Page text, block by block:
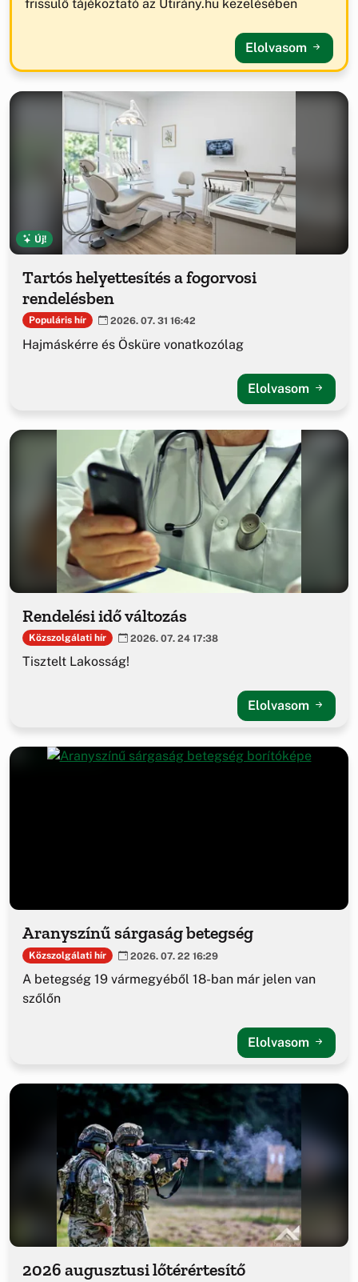
frissülő tájékoztató az Útirány.hu kezelésében
Elolvasom
Új!
Tartós helyettesítés a fogorvosi
rendelésben
Populáris hír 2026. 07. 31 16:42
Hajmáskérre és Ösküre vonatkozólag
Elolvasom
Rendelési idő változás
Közszolgálati hír 2026. 07. 24 17:38
Tisztelt Lakosság!
Elolvasom
Aranyszínű sárgaság betegség
Közszolgálati hír 2026. 07. 22 16:29
A betegség 19 vármegyéből 18-ban már jelen van
szőlőn
Elolvasom
2026 augusztusi lőtérértesítő